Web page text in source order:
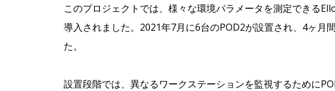
このプロジェクトでは、様々な環境パラメータを測定できる
導入されました。2021年7月に6台のPOD2が設置され、4ヶ月
た。
設置段階では、異なるワークステーションを監視するために